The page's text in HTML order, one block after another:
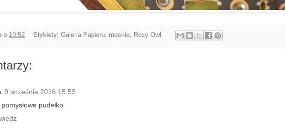
o 10:52 Etykiety: Galeria Papieru, męskie, Rosy Owl
9 września 2016 15:53
pudełko